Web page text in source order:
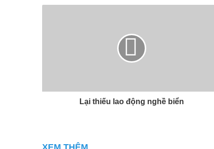
Lại thiếu lao động nghề biển
XEM THÊM